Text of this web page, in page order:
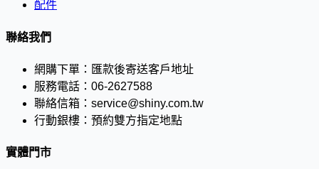
配件
聯絡我們
網購下單： 匯款後寄送客戶地址
服務電話： 06-2627588
聯絡信箱： service@shiny.com.tw
行動銀樓： 預約雙方指定地點
實體門市